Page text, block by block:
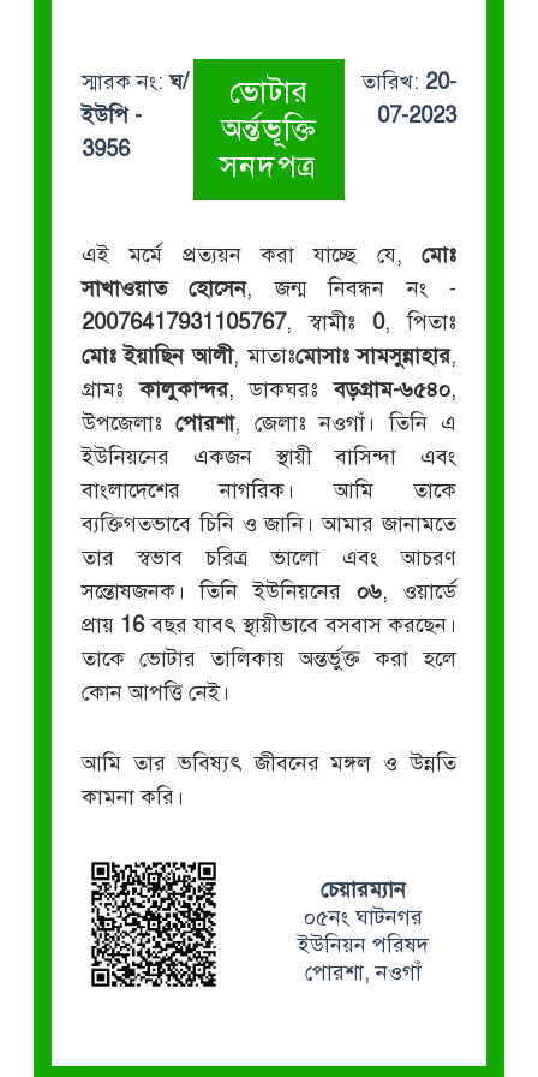
স্মারক নং:ঘ/
ইউপি -
3956
ভোটার
অর্ন্তভূক্তি
সনদপত্র
তারিখ: 20-
07-2023
এই মর্মে প্রত্যয়ন করা যাচ্ছে যে,মোঃ
সাখাওয়াত হোসেন, জন্ম নিবন্ধন নং -
20076417931105767, স্বামীঃ 0, পিতাঃ
মোঃ ইয়াছিন আলী, মাতাঃমোসাঃ সামসুন্নাহার,
গ্রামঃকালুকান্দর, ডাকঘরঃবড়গ্রাম-৬৫৪০,
উপজেলাঃপোরশা, জেলাঃ নওগাঁ। তিনি এ
ইউনিয়নের একজন স্থায়ী বাসিন্দা এবং
বাংলাদেশের নাগরিক। আমি তাকে
ব্যক্তিগতভাবে চিনি ও জানি। আমার জানামতে
তার স্বভাব চরিত্র ভালো এবং আচরণ
সন্তোষজনক। তিনি ইউনিয়নের ০৬, ওয়ার্ডে
প্রায় 16বছর যাবৎ স্থায়ীভাবে বসবাস করছেন।
তাকে ভোটার তালিকায় অন্তর্ভুক্ত করা হলে
কোন আপত্তি নেই।
আমি তার ভবিষ্যৎ জীবনের মঙ্গল ও উন্নতি
কামনা করি।
চেয়ারম্যান
০৫নং ঘাটনগর
ইউনিয়ন পরিষদ
পোরশা, নওগাঁ